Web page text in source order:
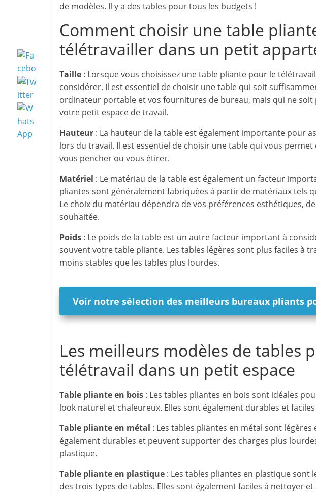
de modèles. Il y a des tables pour tous les budgets !
Comment choisir une table
télétravailler dans un petit
Taille : Lorsque vous choisissez une table pliante pour le
considérer. Il est essentiel de choisir une table qui soit
ordinateur portable et vos fournitures de bureau, mais qui ne soit
votre petit espace de travail.
Hauteur : La hauteur de la table est également importante pour
lors du travail. Il est essentiel de choisir une table qui vous
vous pencher ou vous étirer.
Matériel : Le matériau de la table est également un facteur
pliantes sont généralement fabriquées à partir de matériaux tels
Le choix du matériau dépendra de vos préférences esthétiques,
souhaitée.
Poids : Le poids de la table est un autre facteur important à
souvent votre table pliante. Les tables légères sont plus faciles à
moins stables que les tables plus lourdes.
Voir notre sélection des meilleurs bureaux pliants
Les meilleurs modèles de tables
télétravail dans un petit espace
Table pliante en bois : Les tables pliantes en bois sont idéales
look naturel et chaleureux. Elles sont également durables et
Table pliante en métal : Les tables pliantes en métal sont légères
également durables et peuvent supporter des charges plus
plastique.
Table pliante en plastique : Les tables pliantes en plastique sont
des trois types de tables. Elles sont également faciles à nettoyer